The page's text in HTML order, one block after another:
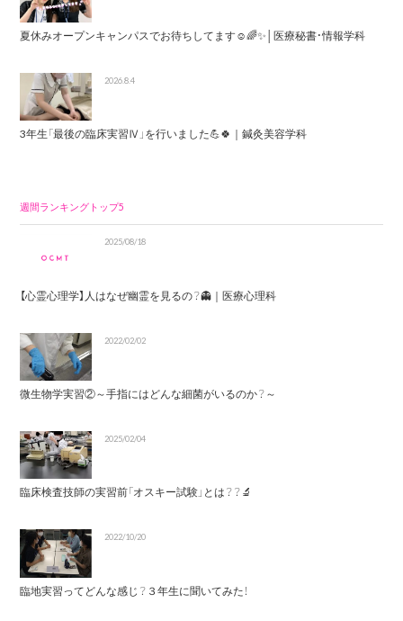
夏休みオープンキャンパスでお待ちしてます☺️🌈✨│医療秘書・情報学科
2026.8.4
3年生「最後の臨床実習Ⅳ」を行いました💪🍀｜鍼灸美容学科
週間ランキングトップ5
2025/08/18
【心霊心理学】人はなぜ幽霊を見るの？👻｜医療心理科
2022/02/02
微生物学実習②～手指にはどんな細菌がいるのか？～
2025/02/04
臨床検査技師の実習前「オスキー試験」とは？？🔬
2022/10/20
臨地実習ってどんな感じ？３年生に聞いてみた！